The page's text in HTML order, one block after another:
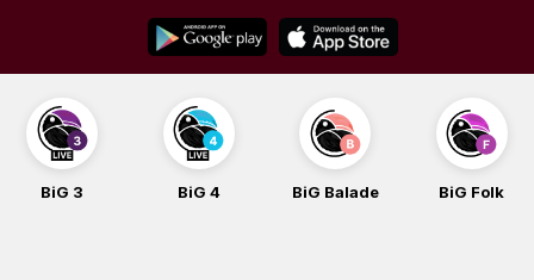
content
BiG 3 BiG 4 BiG Balade BiG Folk